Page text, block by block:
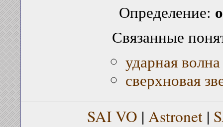
Определение:
Связанные
ударная волна
сверхновая
SAI VO | Astronet |